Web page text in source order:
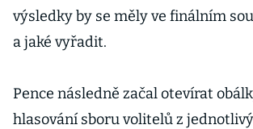
výsledky by se měly ve finálním
a jaké vyřadit.
Pence následně začal otevírat
hlasování sboru volitelů z